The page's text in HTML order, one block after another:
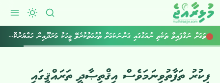
ރާއްޖެ އެތެރެކުރަން އުޅުނު 800 ވޭޕް ކާޓްރިޖް އަތުލައިގެންފި ވަގަށް ނަގާފައިވާ ތަކެތި ނުއަގުގައި ގަންނަކަމަށް ތުހުމަތުކުރެވޭ މީހަކު މަރަދޫއިން ހައްޔަރުކޮށްފި
ފިކުރު ތަފާތުވިނަމަވެސް އިޤްތިޞާދީ ތަރައްޤީގައި